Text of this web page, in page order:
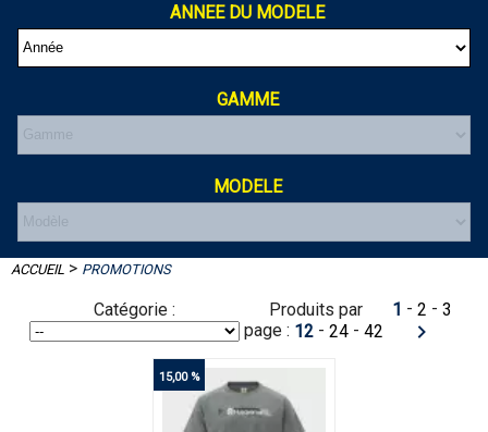
ANNEE DU MODELE
GAMME
MODELE
ACCUEIL > PROMOTIONS
Catégorie :
Produits par
page : 12 - 24 - 42
1 - 2 - 3
15,00 %